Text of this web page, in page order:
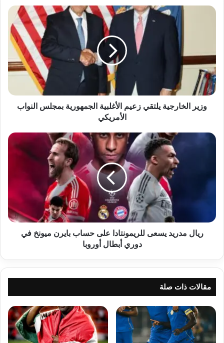
وزير
الجمهورية
بمجلس
النواب
الأمريكي
وزير الخارجية يلتقي زعيم الأغلبية الجمهورية بمجلس النواب
الأمريكي
ريال
على
بايرن
في
ريال مدريد يسعى للريمونتادا على حساب بايرن ميونخ في
دوري أبطال أوروبا
مقالات ذات صلة